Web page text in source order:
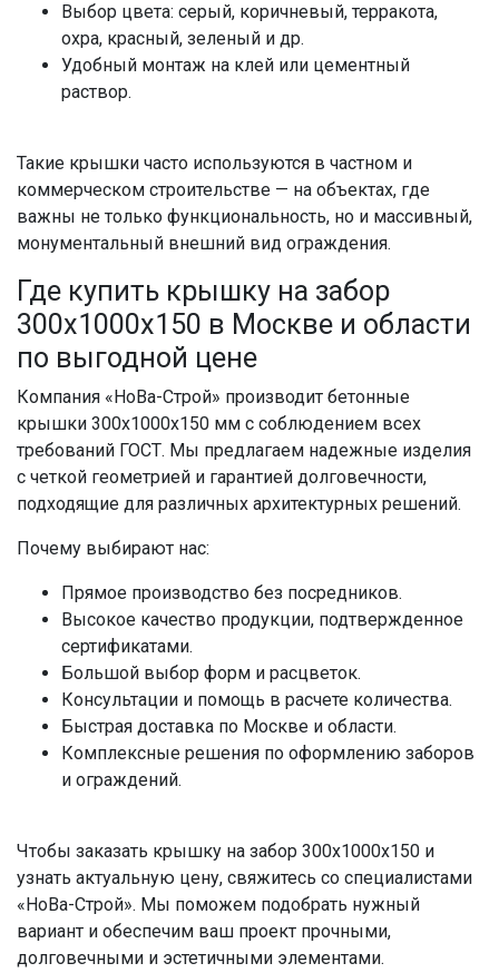
Выбор цвета: серый, коричневый, терракота,
охра, красный, зеленый и др.
Удобный монтаж на клей или цементный
раствор.
Такие крышки часто используются в частном и
коммерческом строительстве — на объектах, где
важны не только функциональность, но и массивный,
монументальный внешний вид ограждения.
Где купить крышку на забор
300x1000x150 в Москве и области
по выгодной цене
Компания «НоВа-Строй» производит бетонные
крышки 300x1000x150 мм с соблюдением всех
требований ГОСТ. Мы предлагаем надежные изделия
с четкой геометрией и гарантией долговечности,
подходящие для различных архитектурных решений.
Почему выбирают нас:
Прямое производство без посредников.
Высокое качество продукции, подтвержденное
сертификатами.
Большой выбор форм и расцветок.
Консультации и помощь в расчете количества.
Быстрая доставка по Москве и области.
Комплексные решения по оформлению заборов
и ограждений.
Чтобы заказать крышку на забор 300x1000x150 и
узнать актуальную цену, свяжитесь со специалистами
«НоВа-Строй». Мы поможем подобрать нужный
вариант и обеспечим ваш проект прочными,
долговечными и эстетичными элементами.